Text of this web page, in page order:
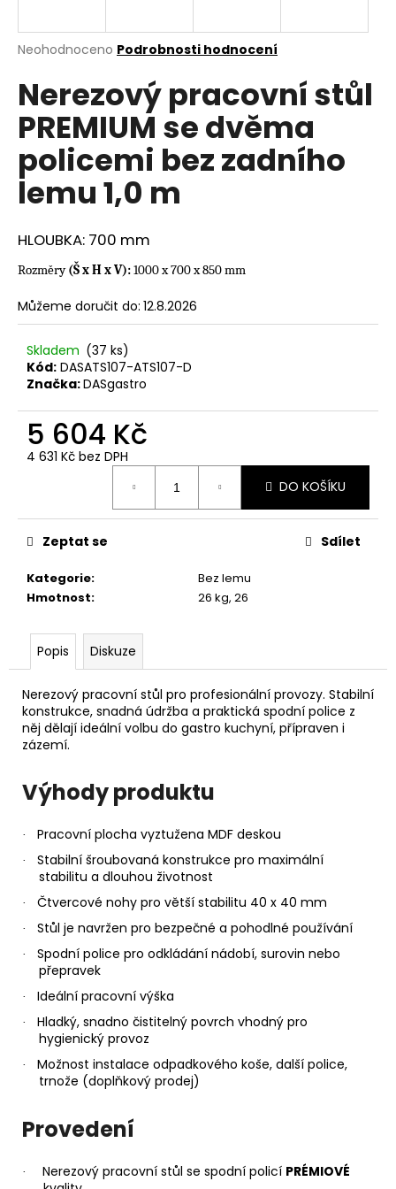
Průměrné
produktu
je
0,0
5
hvězdiček.
Neohodnoceno Podrobnosti hodnocení
Nerezový pracovní stůl
PREMIUM se dvěma
policemi bez zadního
lemu 1,0 m
HLOUBKA: 700 mm
Rozměry(Š x H x V):1000 x 700 x 850 mm
Můžeme doručit do: 12.8.2026
Skladem (37 ks)
Kód: DASATS107-ATS107-D
Značka:DASgastro
5 604 Kč
4 631 Kč bez DPH
DO KOŠÍKU
Kategorie:
Bez lemu
Hmotnost: 26 kg, 26
Zeptat se Sdílet
Popis Diskuze
Nerezový pracovní stůl pro profesionální provozy. Stabilní
konstrukce, snadná údržba a praktická spodní police z
něj dělají ideální volbu do gastro kuchyní, přípraven i
zázemí.
Výhody produktu
· Pracovní plocha vyztužena MDF deskou
·
Stabilní šroubovaná konstrukce pro maximální
stabilitu a dlouhou životnost
· Čtvercové nohy pro větší stabilitu 40 x 40 mm
· Stůl je navržen pro bezpečné a pohodlné používání
·
Spodní police pro odkládání nádobí, surovin nebo
přepravek
· Ideální pracovní výška
·
Hladký, snadno čistitelný povrch vhodný pro
hygienický provoz
·
Možnost instalace odpadkového koše, další police,
trnože (doplňkový prodej)
Provedení
· Nerezový pracovní stůl se spodní policí PRÉMIOVÉ
j
t
?
HLEDAT
D
o
p
o
u
u
e